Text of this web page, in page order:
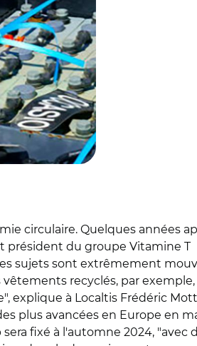
circulaire. Quelques années
président du groupe Vitamine T
sujets sont extrêmement
recyclés, par
explique à Localtis Frédéric
plus avancées en Europe en
fixé à l'automne 2024, "avec